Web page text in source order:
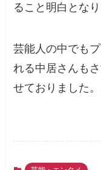
ること明白となり
芸能人の中でも
れる中居さんも
せておりました。